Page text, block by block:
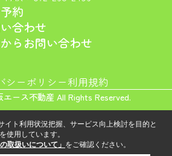
約
合わせ
らお問い合わせ
シーポリシー利用規約
ース不動産 All Rights Reserved.
イト利用状況把握、サービス向上検討を目的と
使用しています。
取扱いについて」 をご確認ください。